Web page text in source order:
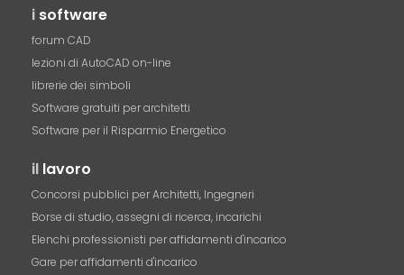
i software
forum CAD
lezioni di AutoCAD on-line
librerie dei simboli
Software gratuiti per architetti
Software per il Risparmio Energetico
il lavoro
Concorsi pubblici per Architetti, Ingegneri
Borse di studio, assegni di ricerca, incarichi
Elenchi professionisti per affidamenti d'incarico
Gare per affidamenti d'incarico